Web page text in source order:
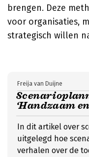
brengen. Deze
voor organisaties,
strategisch willen
‘Handzaam
Freija van Duijne
In dit artikel over
uitgelegd hoe
verhalen over de